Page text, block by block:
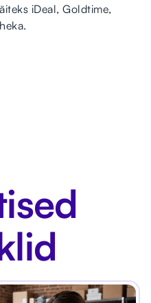
iDeal, Goldtime,